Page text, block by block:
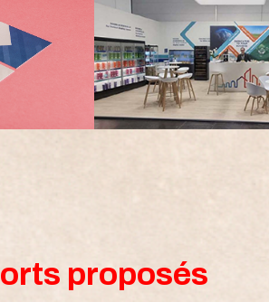
proposés